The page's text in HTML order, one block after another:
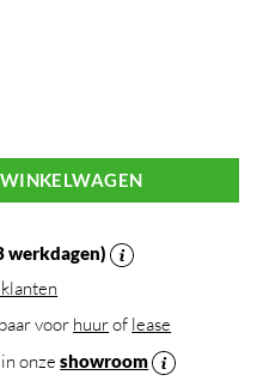
1.600 kg (4,5m) Zonder initiële
werkdagen)
voor huurof lease
in onzeshowroom